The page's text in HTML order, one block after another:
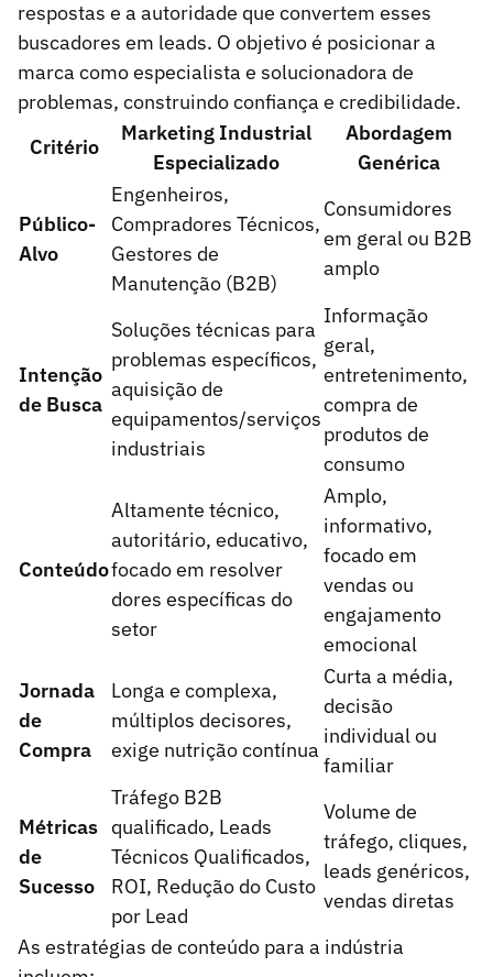
respostas e a autoridade que convertem esses
buscadores em leads. O objetivo é posicionar a
marca como especialista e solucionadora de
problemas, construindo confiança e credibilidade.
Critério
Marketing Industrial
Especializado
Abordagem
Genérica
Público-
Alvo
Engenheiros,
Compradores Técnicos,
Gestores de
Manutenção (B2B)
Consumidores
em geral ou B2B
amplo
Intenção
de Busca
Soluções técnicas para
problemas específicos,
aquisição de
equipamentos/serviços
industriais
Informação
geral,
entretenimento,
compra de
produtos de
consumo
Conteúdo
Altamente técnico,
autoritário, educativo,
focado em resolver
dores específicas do
setor
Amplo,
informativo,
focado em
vendas ou
engajamento
emocional
Jornada
de
Compra
Longa e complexa,
múltiplos decisores,
exige nutrição contínua
Curta a média,
decisão
individual ou
familiar
Métricas
de
Sucesso
Tráfego B2B
qualificado, Leads
Técnicos Qualificados,
ROI, Redução do Custo
por Lead
Volume de
tráfego, cliques,
leads genéricos,
vendas diretas
As estratégias de conteúdo para a indústria